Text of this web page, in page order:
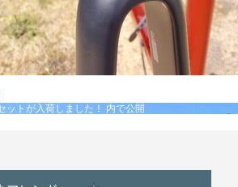
ットが入荷しました！ 内で公開